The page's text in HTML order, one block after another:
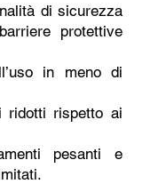
di sicurezza
protettive
in meno di
ridotti rispetto ai
pesanti e